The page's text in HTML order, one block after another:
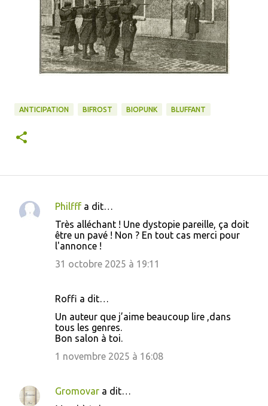
ANTICIPATION BIFROST BIOPUNK BLUFFANT
C
s
Philfff a dit…
Très alléchant ! Une dystopie pareille, ça doit
être un pavé ! Non ? En tout cas merci pour
l'annonce !
31 octobre 2025 à 19:11
Roffi a dit…
Un auteur que j’aime beaucoup lire ,dans
tous les genres.
Bon salon à toi.
1 novembre 2025 à 16:08
Gromovar a dit…